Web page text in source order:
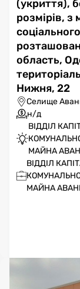
(укриття),
розмірів,
область,
Нижня, 22
Селище
н/д
ВІДДІЛ
МАЙНА
ВІДДІЛ
МАЙНА